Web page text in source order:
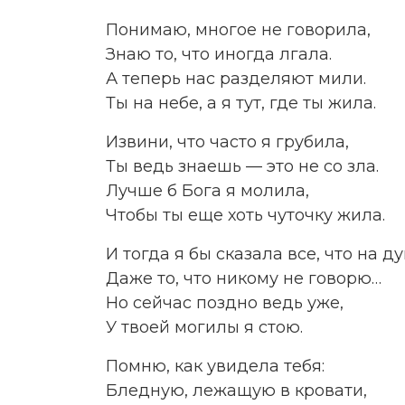
Понимаю, многое не говорила,
Знаю то, что иногда лгала.
А теперь нас разделяют мили.
Ты на небе, а я тут, где ты жила.
Извини, что часто я грубила,
Ты ведь знаешь — это не со зла.
Лучше б Бога я молила,
Чтобы ты еще хоть чуточку жила.
И тогда я бы сказала все, что на
Даже то, что никому не говорю…
Но сейчас поздно ведь уже,
У твоей могилы я стою.
Помню, как увидела тебя:
Бледную, лежащую в кровати,